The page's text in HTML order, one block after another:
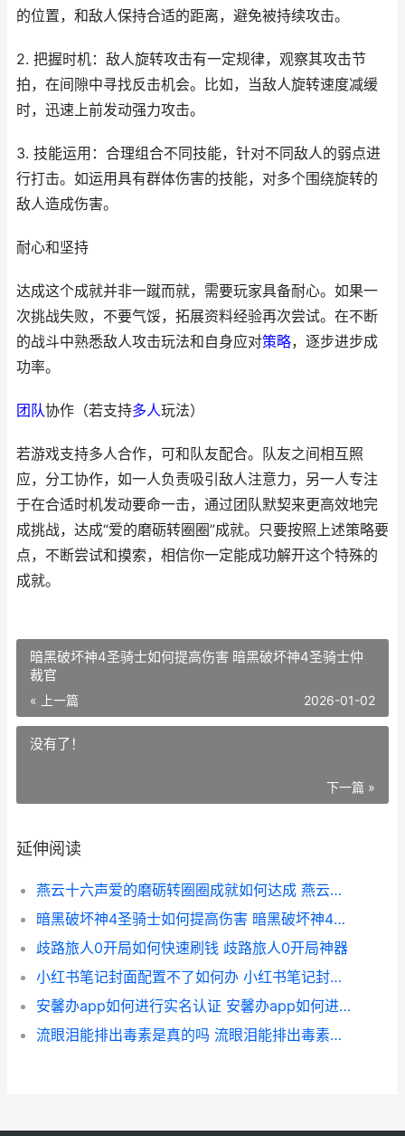
的位置，和敌人保持合适的距离，避免被持续攻击。
2. 把握时机：敌人旋转攻击有一定规律，观察其攻击节
拍，在间隙中寻找反击机会。比如，当敌人旋转速度减缓
时，迅速上前发动强力攻击。
3. 技能运用：合理组合不同技能，针对不同敌人的弱点进
行打击。如运用具有群体伤害的技能，对多个围绕旋转的
敌人造成伤害。
耐心和坚持
达成这个成就并非一蹴而就，需要玩家具备耐心。如果一
次挑战失败，不要气馁，拓展资料经验再次尝试。在不断
的战斗中熟悉敌人攻击玩法和自身应对策略，逐步进步成
功率。
团队协作（若支持多人玩法）
若游戏支持多人合作，可和队友配合。队友之间相互照
应，分工协作，如一人负责吸引敌人注意力，另一人专注
于在合适时机发动要命一击，通过团队默契来更高效地完
成挑战，达成“爱的磨砺转圈圈”成就。只要按照上述策略要
点，不断尝试和摸索，相信你一定能成功解开这个特殊的
成就。
暗黑破坏神4圣骑士如何提高伤害 暗黑破坏神4圣骑士仲
裁官
« 上一篇 2026-01-02
没有了！
下一篇 »
延伸阅读
燕云十六声爱的磨砺转圈圈成就如何达成 燕云十六州是哪个朝代
暗黑破坏神4圣骑士如何提高伤害 暗黑破坏神4圣骑士仲裁官
歧路旅人0开局如何快速刷钱 歧路旅人0开局神器
小红书笔记封面配置不了如何办 小红书笔记封面怎么编辑
安馨办app如何进行实名认证 安馨办app如何进入健康码
流眼泪能排出毒素是真的吗 流眼泪能排出毒素真的还是假的